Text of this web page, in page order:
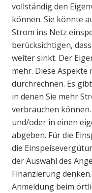
vollständig den
können. Sie könnte
Strom ins Netz
berücksichtigen,
weiter sinkt. Der
mehr. Diese Aspekte
durchrechnen. Es
in denen Sie mehr
verbrauchen
und/oder in einen
abgeben. Für die
die
der Auswahl des
Finanzierung
Anmeldung beim